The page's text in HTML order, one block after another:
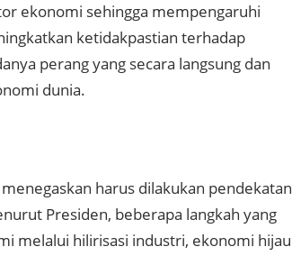
ekonomi sehingga mempengaruhi
ketidakpastian terhadap
perang yang secara langsung dan
dunia.
harus dilakukan pendekatan
Presiden, beberapa langkah yang
melalui hilirisasi industri, ekonomi hijau